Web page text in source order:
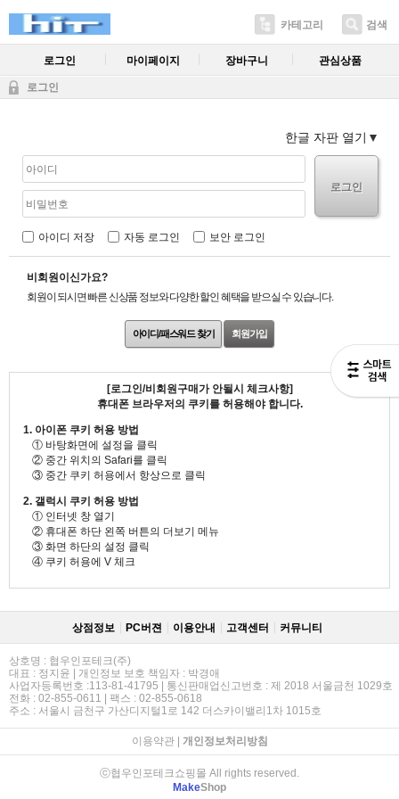
카테고리 검색
로그인 마이페이지 장바구니 관심상품
로그인
한글 자판 열기
로그인
아이디 저장 자동 로그인 보안 로그인
비회원이신가요?
회원이 되시면 빠른 신상품 정보와 다양한 할인 혜택을 받으실 수 있습니다.
아이디/패스워드 찾기 회원가입
[로그인/비회원구매가 안될시 체크사항]
휴대폰 브라우저의 쿠키를 허용해야 합니다.
1. 아이폰 쿠키 허용 방법
① 바탕화면에 설정을 클릭
② 중간 위치의 Safari를 클릭
③ 중간 쿠키 허용에서 항상으로 클릭
2. 갤럭시 쿠키 허용 방법
① 인터넷 창 열기
② 휴대폰 하단 왼쪽 버튼의 더보기 메뉴
③ 화면 하단의 설정 클릭
④ 쿠키 허용에 V 체크
상점정보 PC버젼 이용안내 고객센터 커뮤니티
상호명 : 협우인포테크(주)
대표 : 정지윤 | 개인정보 보호 책임자 : 박경애
사업자등록번호 :113-81-41795 | 통신판매업신고번호 : 제 2018 서울금천 1029호
전화 : 02-855-0611 | 팩스 : 02-855-0618
주소 : 서울시 금천구 가산디지털1로 142 더스카이밸리1차 1015호
이용약관| 개인정보처리방침
ⓒ협우인포테크쇼핑몰 All rights reserved.
MakeShop